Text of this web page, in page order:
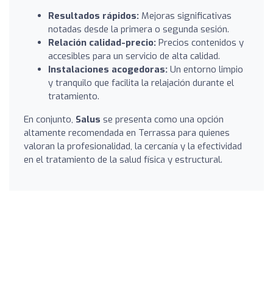
Resultados rápidos: Mejoras significativas
notadas desde la primera o segunda sesión.
Relación calidad-precio: Precios contenidos y
accesibles para un servicio de alta calidad.
Instalaciones acogedoras: Un entorno limpio
y tranquilo que facilita la relajación durante el
tratamiento.
En conjunto, Salus se presenta como una opción
altamente recomendada en Terrassa para quienes
valoran la profesionalidad, la cercanía y la efectividad
en el tratamiento de la salud física y estructural.